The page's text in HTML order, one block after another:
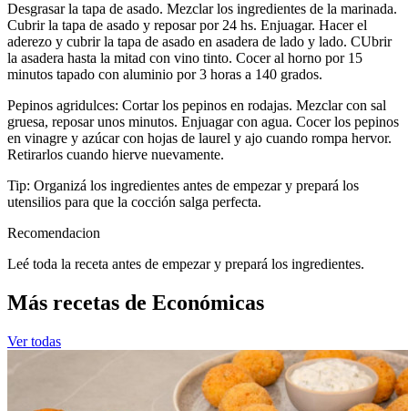
Desgrasar la tapa de asado. Mezclar los ingredientes de la marinada.
Cubrir la tapa de asado y reposar por 24 hs. Enjuagar. Hacer el
aderezo y cubrir la tapa de asado en asadera de lado y lado. CUbrir
la asadera hasta la mitad con vino tinto. Cocer al horno por 15
minutos tapado con aluminio por 3 horas a 140 grados.
Pepinos agridulces: Cortar los pepinos en rodajas. Mezclar con sal
gruesa, reposar unos minutos. Enjuagar con agua. Cocer los pepinos
en vinagre y azúcar con hojas de laurel y ajo cuando rompa hervor.
Retirarlos cuando hierve nuevamente.
Tip: Organizá los ingredientes antes de empezar y prepará los
utensilios para que la cocción salga perfecta.
Recomendacion
Leé toda la receta antes de empezar y prepará los ingredientes.
Más recetas de Económicas
Ver todas